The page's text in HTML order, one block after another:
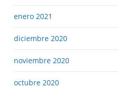
enero 2021
diciembre 2020
noviembre 2020
octubre 2020